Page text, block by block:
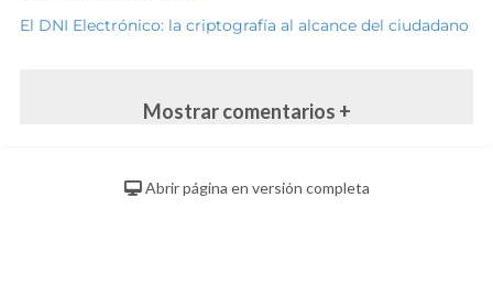
El DNI Electrónico: la criptografía al alcance del ciudadano
Mostrar comentarios +
Abrir página en versión completa